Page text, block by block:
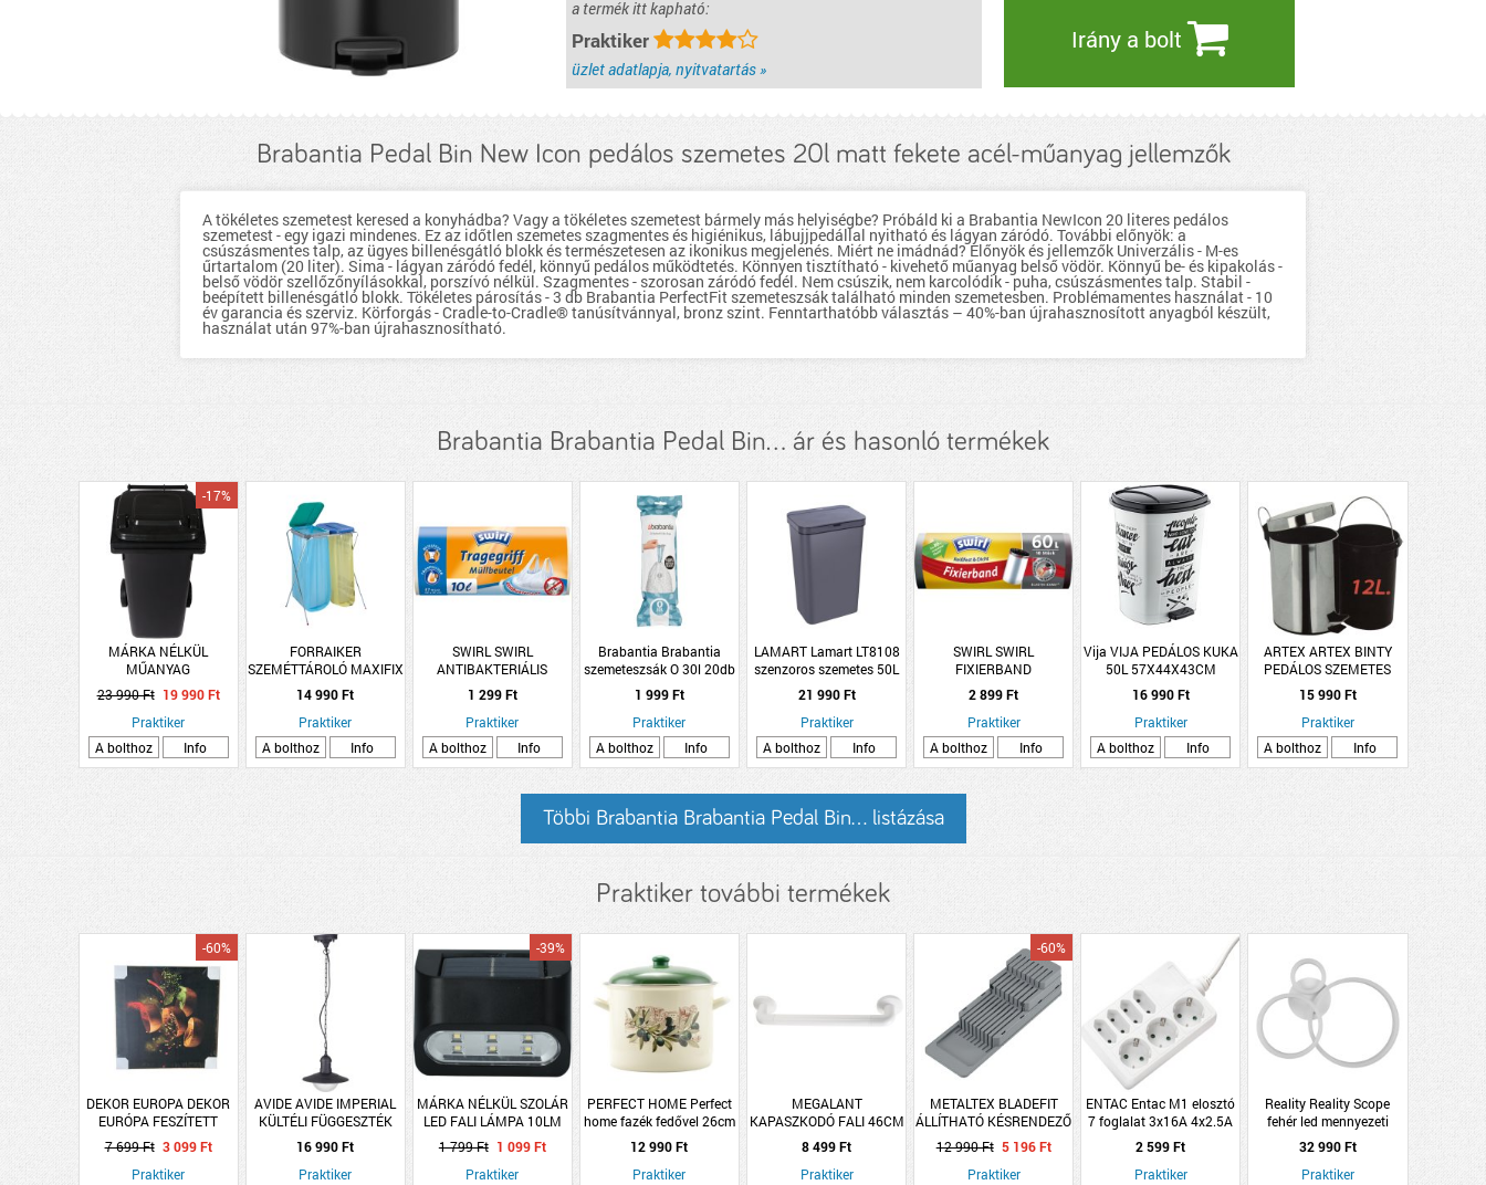
a termék itt kapható:
Praktiker
üzlet adatlapja, nyitvatartás »
Irány a bolt
Brabantia Pedal Bin New Icon pedálos szemetes 20l matt fekete acél-műanyag jellemzők
A tökéletes szemetest keresed a konyhádba? Vagy a tökéletes szemetest bármely más helyiségbe? Próbáld ki a Brabantia NewIcon 20 literes pedálos
szemetest - egy igazi mindenes. Ez az időtlen szemetes szagmentes és higiénikus, lábujjpedállal nyitható és lágyan záródó. További előnyök: a
csúszásmentes talp, az ügyes billenésgátló blokk és természetesen az ikonikus megjelenés. Miért ne imádnád? Előnyök és jellemzők Univerzális - M-es
űrtartalom (20 liter). Sima - lágyan záródó fedél, könnyű pedálos működtetés. Könnyen tisztítható - kivehető műanyag belső vödör. Könnyű be- és kipakolás -
belső vödör szellőzőnyílásokkal, porszívó nélkül. Szagmentes - szorosan záródó fedél. Nem csúszik, nem karcolódik - puha, csúszásmentes talp. Stabil -
beépített billenésgátló blokk. Tökéletes párosítás - 3 db Brabantia PerfectFit szemeteszsák található minden szemetesben. Problémamentes használat - 10
év garancia és szerviz. Körforgás - Cradle-to-Cradle® tanúsítvánnyal, bronz szint. Fenntarthatóbb választás – 40%-ban újrahasznosított anyagból készült,
használat után 97%-ban újrahasznosítható.
Brabantia Brabantia Pedal Bin... ár és hasonló termékek
MÁRKA NÉLKÜL
MŰANYAG
HULLADÉKGYŰJTŐ 120L
SZÖGLETES KEREKEKKEL
-17%
23 990 Ft 19 990 Ft
Praktiker
A bolthoz
Info
FORRAIKER
SZEMÉTTÁROLÓ MAXIFIX
2
14 990 Ft
Praktiker
A bolthoz
Info
SWIRL SWIRL
ANTIBAKTERIÁLIS
SZEMETESZSÁK 10L
37DB
1 299 Ft
Praktiker
A bolthoz
Info
Brabantia Brabantia
szemeteszsák O 30l 20db
1 999 Ft
Praktiker
A bolthoz
Info
LAMART Lamart LT8108
szenzoros szemetes 50L
65x27.5x40cm szürke
műanyag
21 990 Ft
Praktiker
A bolthoz
Info
SWIRL SWIRL
FIXIERBAND
SZEMETESZSÁK 60L
10DB
2 899 Ft
Praktiker
A bolthoz
Info
Vija VIJA PEDÁLOS KUKA
50L 57X44X43CM
FEKETE/FEHÉR
FELIRATOS, MŰANYAG
16 990 Ft
Praktiker
A bolthoz
Info
ARTEX ARTEX BINTY
PEDÁLOS SZEMETES
INOX 12L
15 990 Ft
Praktiker
A bolthoz
Info
Többi Brabantia Brabantia Pedal Bin... listázása
Praktiker további termékek
DEKOR EUROPA DEKOR
EURÓPA FESZÍTETT
VÁSZONHATÁSÚ KÉP
50X50CM, TÖBBFÉLE
MINTA
-60%
7 699 Ft 3 099 Ft
Praktiker
AVIDE AVIDE IMPERIAL
KÜLTÉLI FÜGGESZTÉK
E27 IP44 24X24X83CM
FEKETE
16 990 Ft
Praktiker
MÁRKA NÉLKÜL SZOLÁR
LED FALI LÁMPA 10LM
5000-6000K IP44
9X7,5X4,5CM FEKETE
-39%
1 799 Ft 1 099 Ft
Praktiker
PERFECT HOME Perfect
home fazék fedővel 26cm
10,4l olíva zománcozott
acél
12 990 Ft
Praktiker
MEGALANT
KAPASZKODÓ FALI 46CM
FEHÉR
8 499 Ft
Praktiker
METALTEX BLADEFIT
ÁLLÍTHATÓ KÉSRENDEZŐ
-60%
12 990 Ft 5 196 Ft
Praktiker
ENTAC Entac M1 elosztó
7 foglalat 3x16A 4x2.5A
1,5m 3G1.5
2 599 Ft
Praktiker
Reality Reality Scope
fehér led mennyezeti
lámpa 32W
32 990 Ft
Praktiker